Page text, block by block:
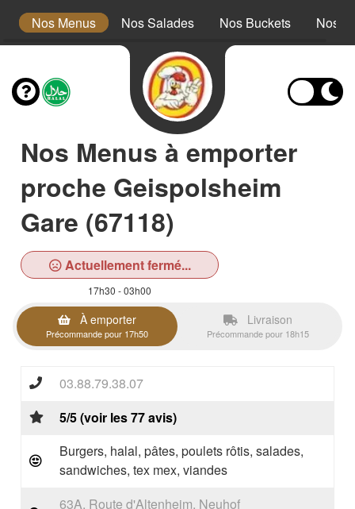
Nos Menus Nos Salades Nos Buckets Nos
Nos Menus à emporter
proche Geispolsheim
Gare (67118)
Actuellement fermé...
17h30 - 03h00
À emporter
Précommande pour 17h50
Livraison
Précommande pour 18h15
03.88.79.38.07
5/5 (voir les 77 avis)
Burgers, halal, pâtes, poulets rôtis, salades,
sandwiches, tex mex, viandes
63A, Route d'Altenheim, Neuhof